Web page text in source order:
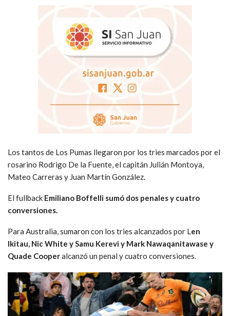
Los tantos de Los Pumas llegaron por los tries marcados por el
rosarino Rodrigo De la Fuente, el capitán Julián Montoya,
Mateo Carreras y Juan Martín González.
El fullback Emiliano Boffelli sumó dos penales y cuatro
conversiones.
Para Australia, sumaron con los tries alcanzados por Len
Ikitau, Nic White y Samu Kerevi y Mark Nawaqanitawase y
Quade Cooperalcanzó un penal y cuatro conversiones.